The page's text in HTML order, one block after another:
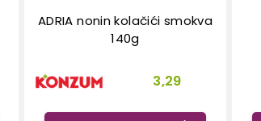
ADRIA nonin kolačići smokva
140g
3,29